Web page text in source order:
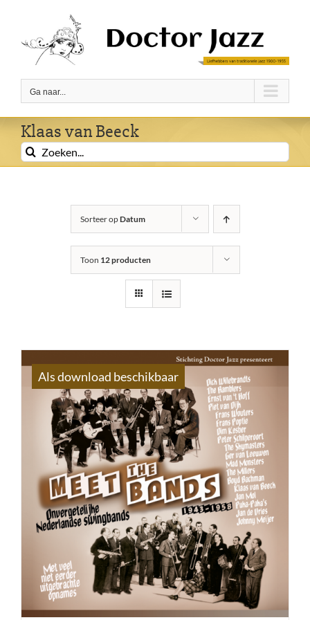
inhoud
Ga naar...
Klaas van Beeck
Zoeken
naar:
Sorteer opDatum
Toon 12 producten
Als download beschikbaar